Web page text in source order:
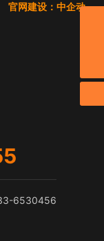
官网建设： 中企动
6530456